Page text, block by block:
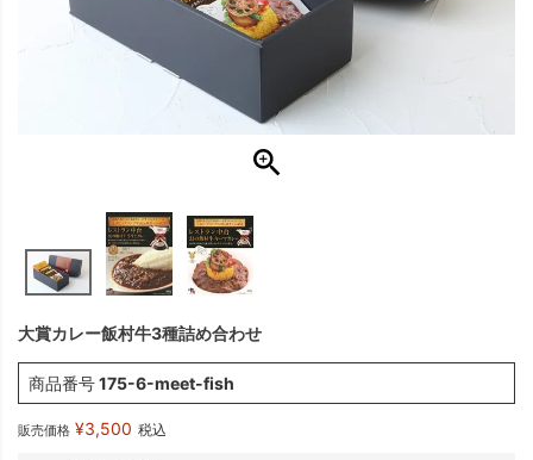
大賞カレー飯村牛3種詰め合わせ
商品番号175-6-meet-fish
販売価格 ¥3,500 税込